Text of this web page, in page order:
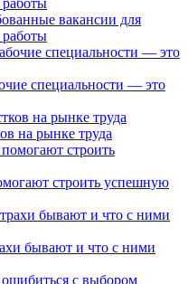
вакансии для
специальности — это
на рынке труда
строить успешную
бывают и что с ними